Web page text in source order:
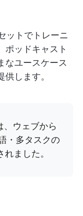
ットでトレーニ
ポッドキャスト
なユースケース
供します。
ウェブから
・多タスクの
れました。